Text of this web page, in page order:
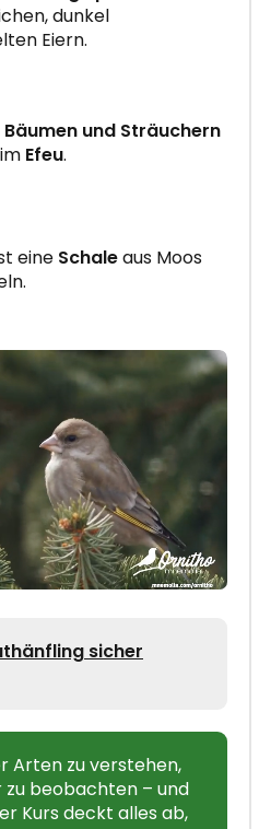
dunkel
Eiern.
Bäumen und Sträuchern
Efeu.
eine Schaleaus Moos
sicher
Arten zu verstehen,
zu beobachten – und
Kurs deckt alles ab,